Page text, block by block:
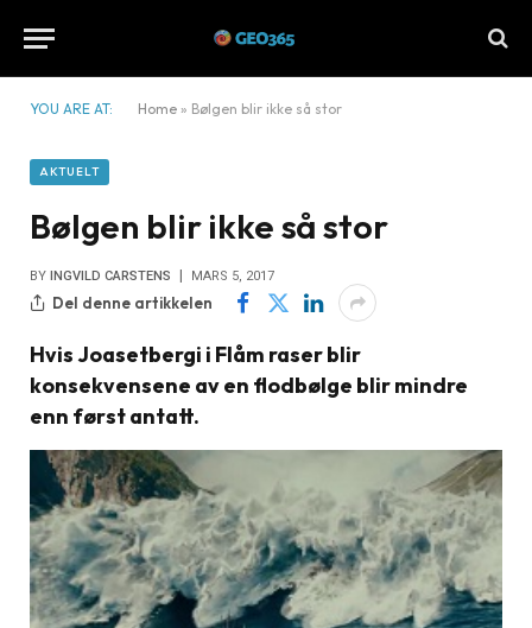
YOU ARE AT: Home » Bølgen blir ikke så stor
AKTUELT
Bølgen blir ikke så stor
BY INGVILD CARSTENS MARS 5, 2017
Del denne artikkelen
Hvis Joasetbergi i Flåm raser blir
konsekvensene av en flodbølge blir mindre
enn først antatt.